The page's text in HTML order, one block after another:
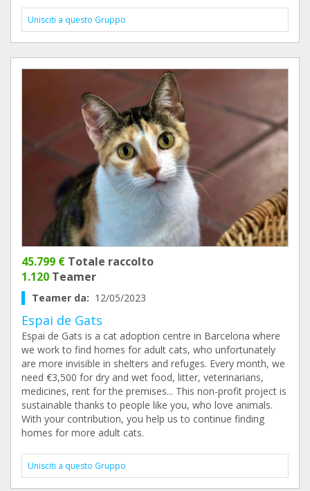
Unisciti a questo Gruppo
45.799 € Totale raccolto
1.120 Teamer
Teamer da: 12/05/2023
Espai de Gats
Espai de Gats is a cat adoption centre in Barcelona where
we work to find homes for adult cats, who unfortunately
are more invisible in shelters and refuges. Every month, we
need €3,500 for dry and wet food, litter, veterinarians,
medicines, rent for the premises... This non-profit project is
sustainable thanks to people like you, who love animals.
With your contribution, you help us to continue finding
homes for more adult cats.
Unisciti a questo Gruppo